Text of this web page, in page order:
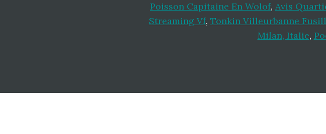
Poisson Capitaine En Wolof, Avis
Streaming Vf, Tonkin Villeurbanne
Milan, Italie,